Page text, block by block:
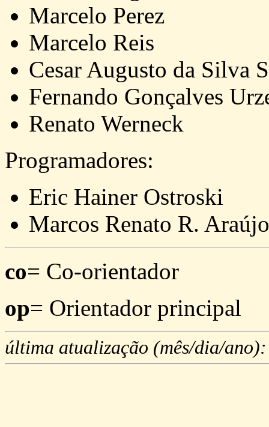
Marcelo Perez
Marcelo Reis
Cesar Augusto da Silva
Fernando Gonçalves
Renato Werneck
Programadores:
Eric Hainer Ostroski
Marcos Renato R. Araújo
co= Co-orientador
op= Orientador principal
última atualização (mês/dia/